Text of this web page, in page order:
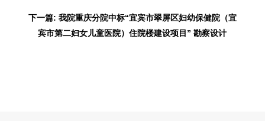
下一篇: 我院重庆分院中标“宜宾市翠屏区妇幼保健院（宜
宾市第二妇女儿童医院）住院楼建设项目” 勘察设计